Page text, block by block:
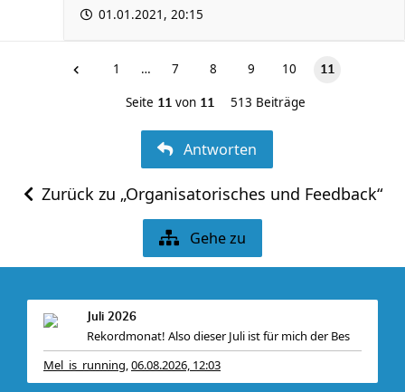
01.01.2021, 20:15
1 … 7 8 9 10 11
Seite 11von 11 513 Beiträge
Antworten
Zurück zu „Organisatorisches und Feedback“
Gehe zu
Juli 2026
Rekordmonat! Also dieser Juli ist für mich der Bes
Mel_is_running,06.08.2026, 12:03